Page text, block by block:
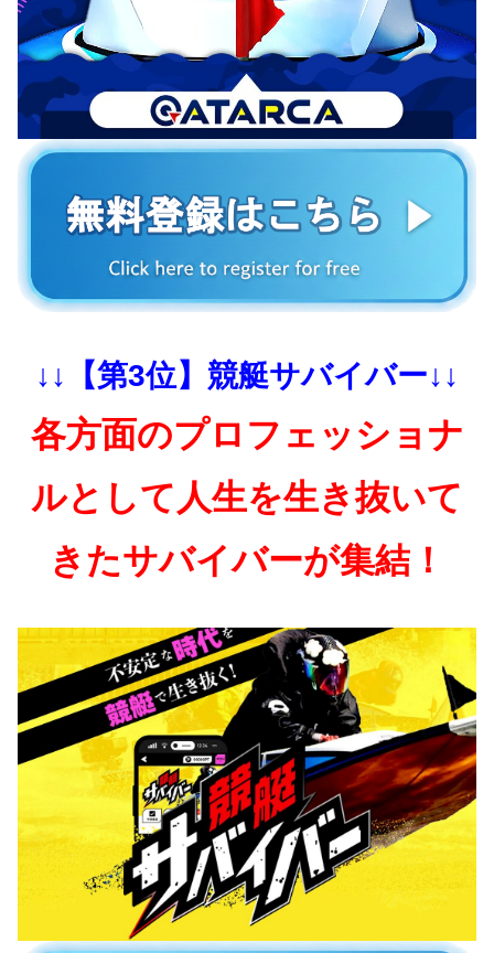
↓↓【第3位】競艇サバイバー↓↓
各方面のプロフェッショナ
ルとして人生を生き抜いて
きたサバイバーが集結！